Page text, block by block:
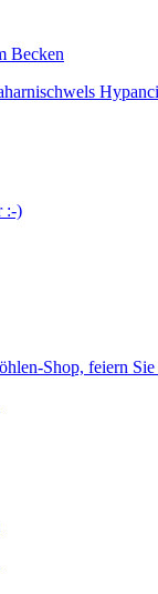
Becken
:-)
Shop, feiern